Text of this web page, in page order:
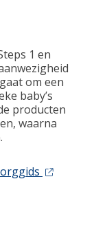
1 en
om een
baby’s
producten
waarna